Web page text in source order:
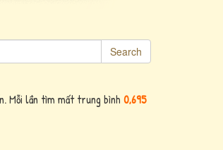
Search
Mỗi lần tìm mất trung bình 0,695